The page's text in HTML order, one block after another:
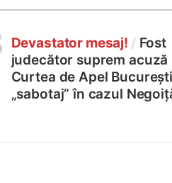
Devastator mesaj! / Fost
judecător suprem acuză
Curtea de Apel
„sabotaj” în cazul